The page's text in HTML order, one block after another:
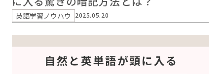
英語学習ノウハウ 2025.05.20